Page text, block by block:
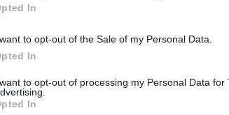
In
to opt-out of the Sale of my Personal Data.
In
to opt-out of processing my Personal Data for
In